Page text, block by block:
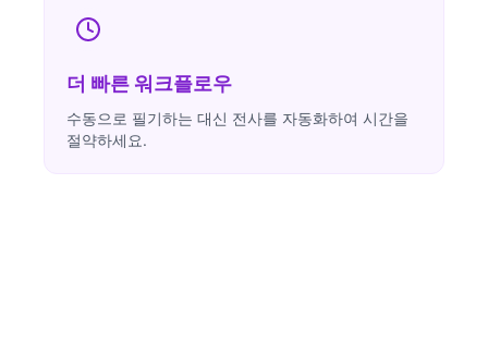
더 빠른 워크플로우
수동으로 필기하는 대신 전사를 자동화하여 시간을
절약하세요.